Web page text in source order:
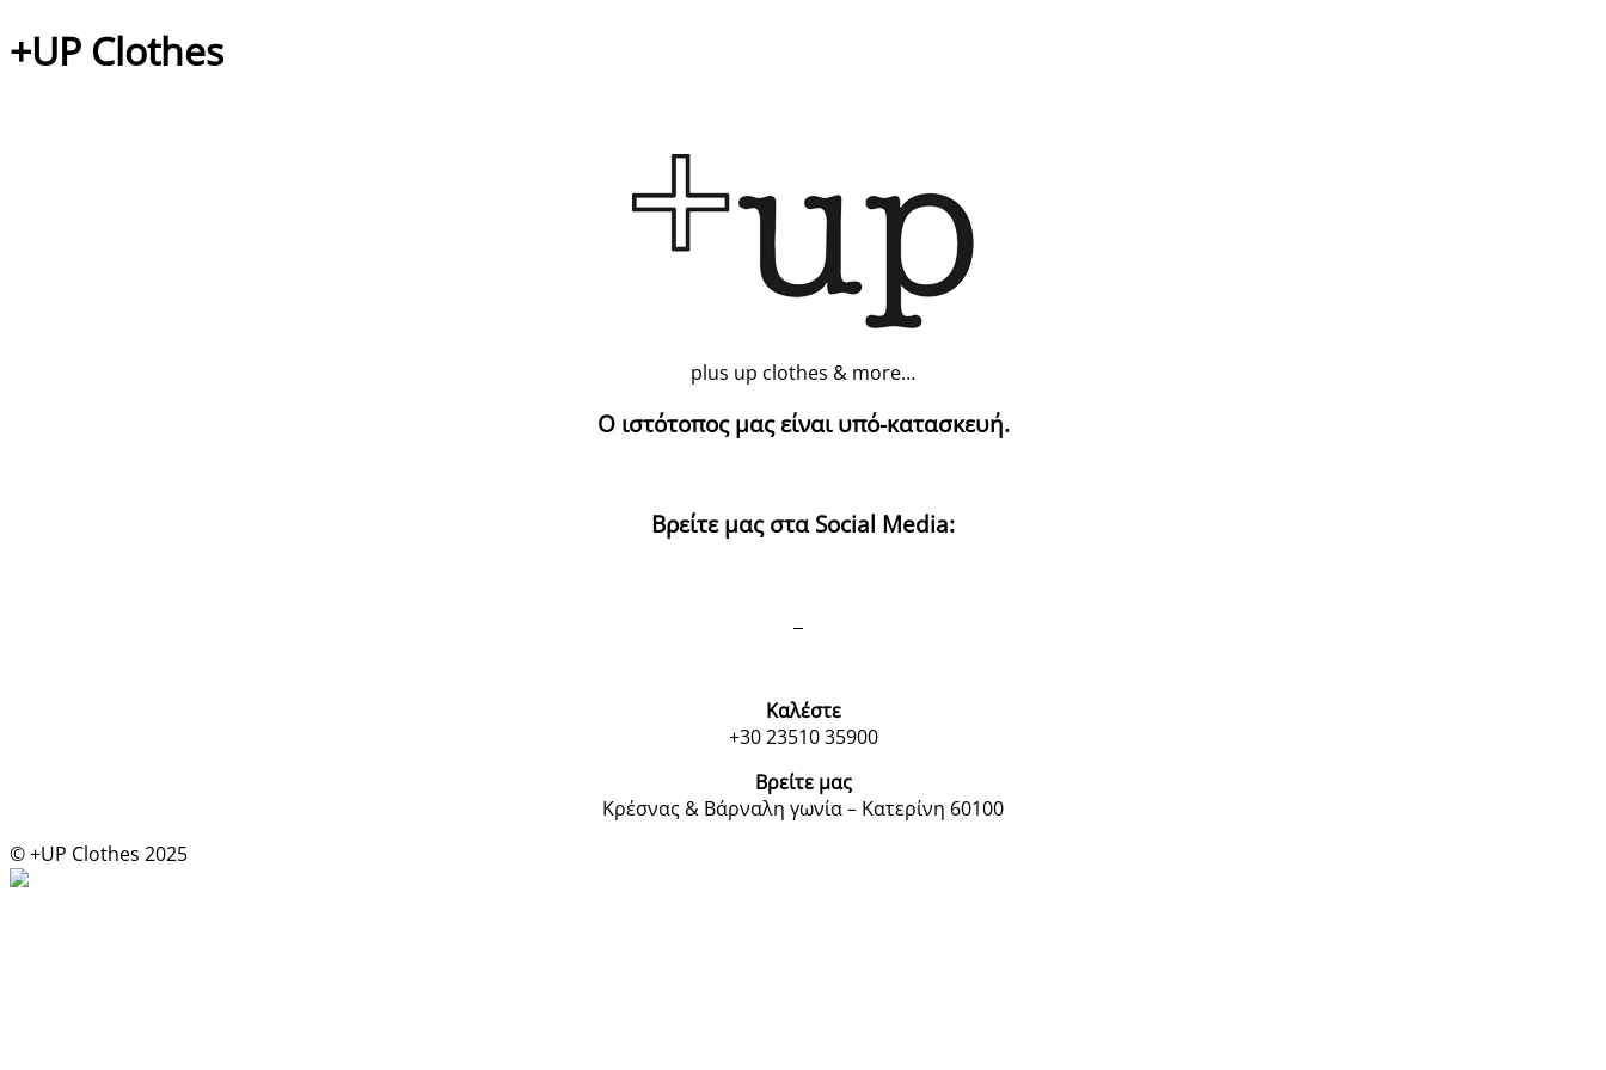
+UP Clothes
plus up clothes & more…
Ο ιστότοπος μας είναι υπό-κατασκευή.
Βρείτε μας στα Social Media:
Καλέστε
+30 23510 35900
Βρείτε μας
Κρέσνας & Βάρναλη γωνία – Κατερίνη 60100
© +UP Clothes 2025